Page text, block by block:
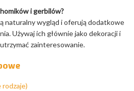
i gerbilów?
naturalny wygląd i oferują dodatkowe
Używaj ich głównie jako dekoracji i
zainteresowanie.
rodzaje)